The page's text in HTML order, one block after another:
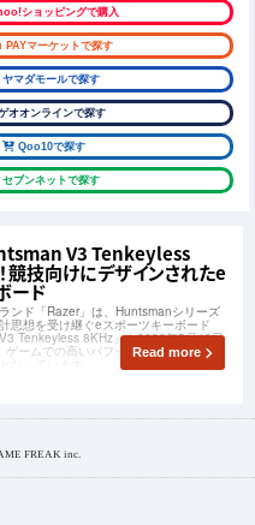
ショッピングで購入
PAYマーケットで探す
ヤマダモールで探す
オオンラインで探す
Qoo10で探す
セブンネットで探す
V3 Tenkeyless
競技向けにデザインされたe
ード
ンド「Razer」は、Huntsmanシリーズ
思想を受け継ぐeスポーツキーボード
Tenkeyless 8KHz」を2026年5月13日
ームでの高いパフォーマンスを求める
Read more
FREAK inc.